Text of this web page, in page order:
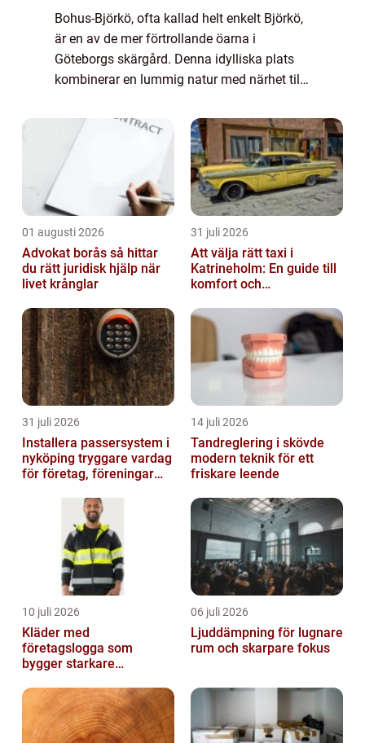
Bohus-Björkö, ofta kallad helt enkelt Björkö,
är en av de mer förtrollande öarna i
Göteborgs skärgård. Denna idylliska plats
kombinerar en lummig natur med närhet till
01 augusti 2026
Advokat borås så hittar
du rätt juridisk hjälp när
livet krånglar
31 juli 2026
Att välja rätt taxi i
Katrineholm: En guide till
komfort och
31 juli 2026
Installera passersystem i
nyköping tryggare vardag
för företag, föreningar
14 juli 2026
Tandreglering i skövde
modern teknik för ett
friskare leende
10 juli 2026
Kläder med
företagslogga som
bygger starkare
06 juli 2026
Ljuddämpning för lugnare
rum och skarpare fokus